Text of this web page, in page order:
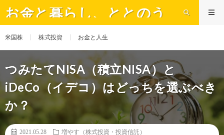
お金と暮らし、ととのう
米国株 株式投資 お金と人生
つみたてNISA（積立NISA）と
iDeCo（イデコ）はどっちを選ぶべき
か？
2021.05.28
増やす（株式投資・投資信託）